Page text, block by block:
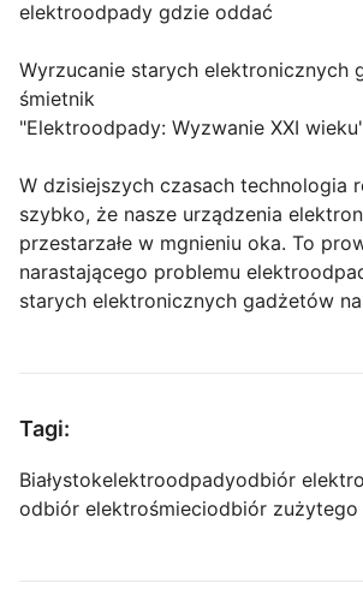
elektroodpady gdzie oddać
Wyrzucanie starych elektronicznych
śmietnik
"Elektroodpady: Wyzwanie XXI
W dzisiejszych czasach technologia
szybko, że nasze urządzenia
przestarzałe w mgnieniu oka. To
narastającego problemu
starych elektronicznych gadżetów
Tagi:
Białystokelektroodpadyodbiór
odbiór elektrośmieciodbiór zużytego